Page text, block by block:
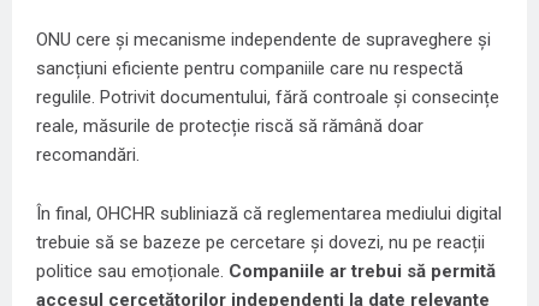
ONU cere și mecanisme independente de supraveghere și
sancțiuni eficiente pentru companiile care nu respectă
regulile. Potrivit documentului, fără controale și consecințe
reale, măsurile de protecție riscă să rămână doar
recomandări.
În final, OHCHR subliniază că reglementarea mediului digital
trebuie să se bazeze pe cercetare și dovezi, nu pe reacții
politice sau emoționale. Companiile ar trebui să permită
accesul cercetătorilor independenți la date relevante